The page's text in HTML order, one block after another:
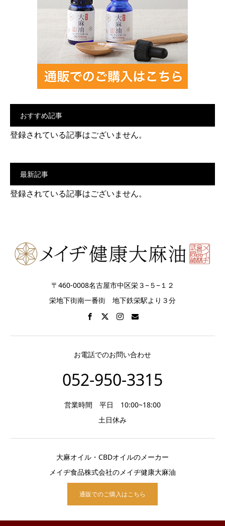
おすすめ記事
登録されている記事はございません。
最新記事
登録されている記事はございません。
〒460-0008名古屋市中区栄３−５−１２
栄地下街南一番街 地下鉄栄駅より３分
お電話でのお問い合わせ
052-950-3315
営業時間 平日 10:00~18:00
土日休み
大麻オイル・CBDオイルのメーカー
メイヂ食品株式会社のメイヂ健康大麻油
通販でのご購入はこちら